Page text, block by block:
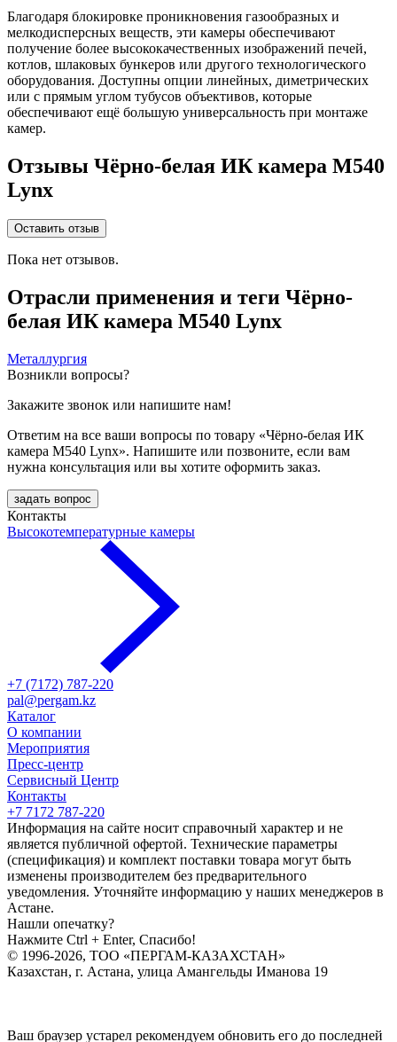
Благодаря блокировке проникновения газообразных и
мелкодисперсных веществ, эти камеры обеспечивают
получение более высококачественных изображений печей,
котлов, шлаковых бункеров или другого технологического
оборудования. Доступны опции линейных, диметрических
или с прямым углом тубусов объективов, которые
обеспечивают ещё большую универсальность при монтаже
камер.
Отзывы Чёрно-белая ИК камера M540
Lynx
Оставить отзыв
Пока нет отзывов.
Отрасли применения и теги Чёрно-
белая ИК камера M540 Lynx
Металлургия
Возникли вопросы?
Закажите звонок или напишите нам!
Ответим на все ваши вопросы по товару «Чёрно-белая ИК
камера M540 Lynx». Напишите или позвоните, если вам
нужна консультация или вы хотите оформить заказ.
задать вопрос
Контакты
Высокотемпературные камеры
+7 (7172) 787-220
pal@pergam.kz
Каталог
О компании
Мероприятия
Пресс-центр
Сервисный Центр
Контакты
+7 7172 787-220
Информация на сайте носит справочный характер и не
является публичной офертой. Технические параметры
(спецификация) и комплект поставки товара могут быть
изменены производителем без предварительного
уведомления. Уточняйте информацию у наших менеджеров в
Астане.
Нашли опечатку?
Нажмите Ctrl + Enter, Спасибо!
© 1996-2026, ТОО «ПЕРГАМ-КАЗАХСТАН»
Казахстан, г. Астана, улица Амангельды Иманова 19
Ваш браузер устарел рекомендуем обновить его до последней